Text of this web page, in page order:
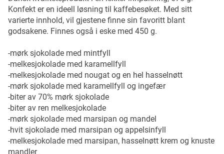
Konfekt er en ideell løsning til kaffebesøket. Med sitt
varierte innhold, vil gjestene finne sin favoritt blant
godsakene. Finnes også i eske med 450 g.
-mørk sjokolade med mintfyll
-melkesjokolade med karamellfyll
-melkesjokolade med nougat og en hel hasselnøtt
-mørk sjokolade med karamellfyll og ingefær
-biter av 70% mørk sjokolade
-biter av ren melkesjokolade
-mørk sjokolade med marsipan og mandel
-hvit sjokolade med marsipan og appelsinfyll
-melkesjokolade med marsipan, hasselnøtt krem og knuste
mandler